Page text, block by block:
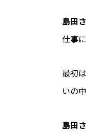
島田
仕事
最初
いの
――島